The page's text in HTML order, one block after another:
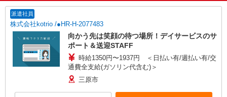
派遣社員
株式会社kotrio /●HR-H-2077483
向かう先は笑顔の待つ場所！デイサービスのサ
ポート＆送迎STAFF
時給1350円〜1937円 ＜日払い有/週払い有/交
通費全支給(ガソリン代含む)＞
三原市